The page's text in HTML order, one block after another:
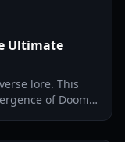
Ultimate
lore. This
of Doom